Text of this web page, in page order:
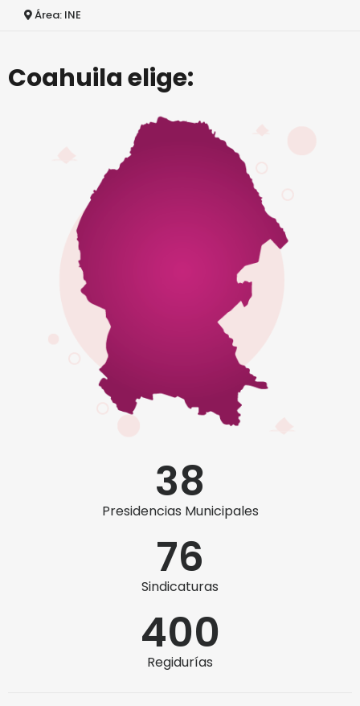
Área: INE
Coahuila elige:
Presidencias Municipales
38
Sindicaturas
76
Regidurías
400